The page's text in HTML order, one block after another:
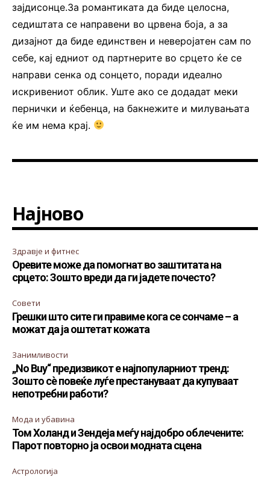
зајдисонце.За романтиката да биде целосна,
седиштата се направени во црвена боја, а за
дизајнот да биде единствен и неверојатен сам по
себе, кај едниот од партнерите во срцето ќе се
направи сенка од сонцето, поради идеално
искривениот облик. Уште ако се додадат меки
пернички и ќебенца, на бакнежите и милувањата
ќе им нема крај.
Најново
Здравје и фитнес
Оревите може да помогнат во заштитата на
срцето: Зошто вреди да ги јадете почесто?
Совети
Грешки што сите ги правиме кога се сончаме – а
можат да ја оштетат кожата
Занимливости
„No Buy“ предизвикот е најпопуларниот тренд:
Зошто сè повеќе луѓе престануваат да купуваат
непотребни работи?
Мода и убавина
Том Холанд и Зендеја меѓу најдобро облечените:
Парот повторно ја освои модната сцена
Астрологија